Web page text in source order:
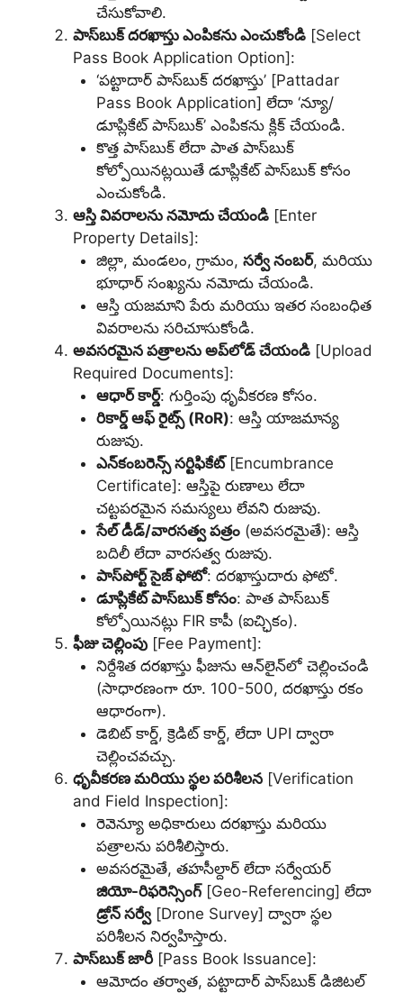
చేసుకోవాలి.
పాస్‌బుక్ దరఖాస్తు ఎంపికను ఎంచుకోండి [Select
Pass Book Application Option]:
‘పట్టాదార్ పాస్‌బుక్ దరఖాస్తు’ [Pattadar
Pass Book Application] లేదా ‘న్యూ/
డూప్లికేట్ పాస్‌బుక్’ ఎంపికను క్లిక్ చేయండి.
కొత్త పాస్‌బుక్ లేదా పాత పాస్‌బుక్
కోల్పోయినట్లయితే డూప్లికేట్ పాస్‌బుక్ కోసం
ఎంచుకోండి.
ఆస్తి వివరాలను నమోదు చేయండి [Enter
Property Details]:
జిల్లా, మండలం, గ్రామం, సర్వే నంబర్, మరియు
భూధార్ సంఖ్యను నమోదు చేయండి.
ఆస్తి యజమాని పేరు మరియు ఇతర సంబంధిత
వివరాలను సరిచూసుకోండి.
అవసరమైన పత్రాలను అప్‌లోడ్ చేయండి [Upload
Required Documents]:
ఆధార్ కార్డ్: గుర్తింపు ధృవీకరణ కోసం.
రికార్డ్ ఆఫ్ రైట్స్ (RoR): ఆస్తి యాజమాన్య
రుజువు.
ఎన్‌కంబరెన్స్ సర్టిఫికేట్[Encumbrance
Certificate]: ఆస్తిపై రుణాలు లేదా
చట్టపరమైన సమస్యలు లేవని రుజువు.
సేల్ డీడ్/వారసత్వ పత్రం(అవసరమైతే): ఆస్తి
బదిలీ లేదా వారసత్వ రుజువు.
పాస్‌పోర్ట్ సైజ్ ఫోటో: దరఖాస్తుదారు ఫోటో.
డూప్లికేట్ పాస్‌బుక్ కోసం: పాత పాస్‌బుక్
కోల్పోయినట్లు FIR కాపీ (ఐచ్ఛికం).
ఫీజు చెల్లింపు [Fee Payment]:
నిర్దేశిత దరఖాస్తు ఫీజును ఆన్‌లైన్‌లో చెల్లించండి
(సాధారణంగా రూ. 100-500, దరఖాస్తు రకం
ఆధారంగా).
డెబిట్ కార్డ్, క్రెడిట్ కార్డ్, లేదా UPI ద్వారా
చెల్లించవచ్చు.
ధృవీకరణ మరియు స్థల పరిశీలన [Verification
and Field Inspection]:
రెవెన్యూ అధికారులు దరఖాస్తు మరియు
పత్రాలను పరిశీలిస్తారు.
అవసరమైతే, తహసీల్దార్ లేదా సర్వేయర్
జియో-రిఫరెన్సింగ్[Geo-Referencing] లేదా
డ్రోన్ సర్వే[Drone Survey] ద్వారా స్థల
పరిశీలన నిర్వహిస్తారు.
పాస్‌బుక్ జారీ[Pass Book Issuance]:
ఆమోదం తర్వాత, పట్టాదార్ పాస్‌బుక్ డిజిటల్